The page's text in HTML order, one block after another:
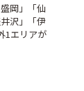
岡」「仙
沢」「伊
1エリアが